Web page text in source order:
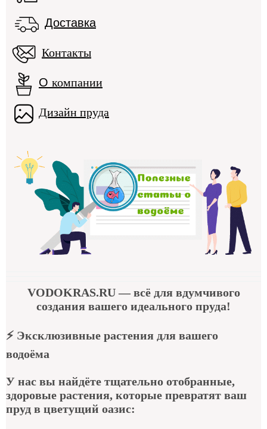
Доставка
Контакты
О компании
Дизайн пруда
VODOKRAS.RU— всё для вдумчивого
создания вашего идеального пруда!
⚡ Эксклюзивные растения для вашего
водоёма
У нас вы найдёте тщательно отобранные,
здоровые растения, которые превратят ваш
пруд в цветущий оазис: